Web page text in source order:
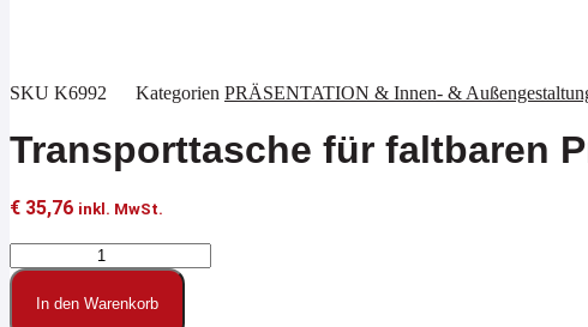
SKU K6992 Kategorien PRÄSENTATION & Innen- &
Transporttasche für faltbaren
€ 35,76 inkl. MwSt.
Transporttasche
für
faltbarenIn den Warenkorb